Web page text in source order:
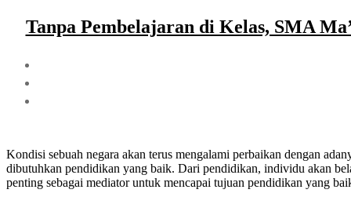
Tanpa Pembelajaran di Kelas, SMA
Kondisi sebuah negara akan terus mengalami perbaikan dengan
dibutuhkan pendidikan yang baik. Dari pendidikan, individu akan
penting sebagai mediator untuk mencapai tujuan pendidikan yang